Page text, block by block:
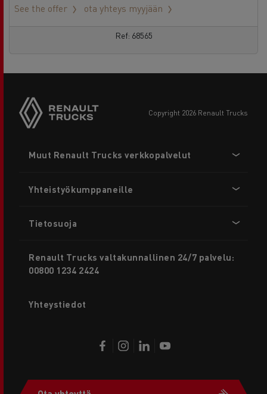
See the offer
ota yhteys myyjään
Ref: 68565
copyright 2026 Renault Trucks
menu
Muut Renault Trucks verkkopalvelut
Yhteistyökumppaneille
Tietosuoja
Renault Trucks valtakunnallinen 24/7 palvelu:
00800 1234 2424
Yhteystiedot